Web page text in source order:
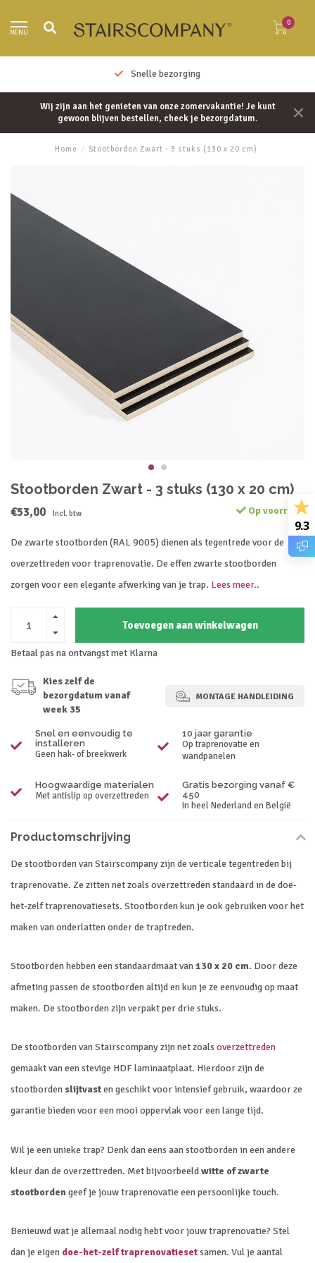
MENU
0
Snelle bezorging
Wij zijn aan het genieten van onze zomervakantie! Je kunt
gewoon blijven bestellen, check je bezorgdatum.
Home / Stootborden Zwart - 3 stuks (130 x 20 cm)
Stootborden Zwart - 3 stuks (130 x 20 cm)
€53,00 Incl. btw Op voorraad
De zwarte stootborden (RAL 9005) dienen als tegentrede voor de
overzettreden voor traprenovatie. De effen zwarte stootborden
zorgen voor een elegante afwerking van je trap. Lees meer..
Toevoegen aan winkelwagen
Betaal pas na ontvangst met Klarna
Kies zelf de
bezorgdatum vanaf
week 35
MONTAGE HANDLEIDING
Snel en eenvoudig te
installeren
Geen hak- of breekwerk
10 jaar garantie
Op traprenovatie en
wandpanelen
Hoogwaardige materialen
Met antislip op overzettreden
Gratis bezorging vanaf €
450
In heel Nederland en België
Productomschrijving
De stootborden van Stairscompany zijn de verticale tegentreden bij
traprenovatie. Ze zitten net zoals overzettreden standaard in de doe-
het-zelf traprenovatiesets. Stootborden kun je ook gebruiken voor het
maken van onderlatten onder de traptreden.
Stootborden hebben een standaardmaat van130 x 20 cm. Door deze
afmeting passen de stootborden altijd en kun je ze eenvoudig op maat
maken. De stootborden zijn verpakt per drie stuks.
De stootborden van Stairscompany zijn net zoals overzettreden
gemaakt van een stevige HDF laminaatplaat. Hierdoor zijn de
stootborden slijtvasten geschikt voor intensief gebruik, waardoor ze
garantie bieden voor een mooi oppervlak voor een lange tijd.
Wil je een unieke trap? Denk dan eens aan stootborden in een andere
kleur dan de overzettreden. Met bijvoorbeeldwitte of zwarte
stootbordengeef je jouw traprenovatie een persoonlijke touch.
Benieuwd wat je allemaal nodig hebt voor jouw traprenovatie? Stel
dan je eigen doe-het-zelf traprenovatiesetsamen. Vul je aantal
9.3